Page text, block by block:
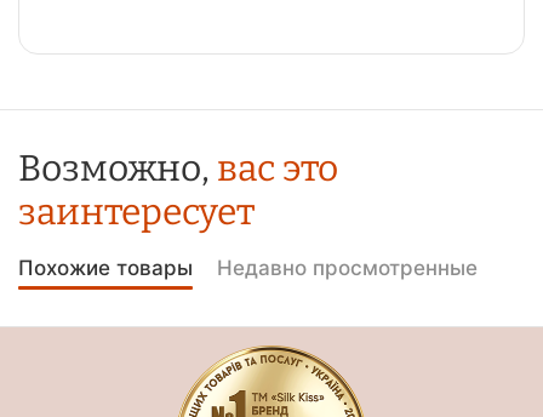
Возможно, вас это
заинтересует
Похожие товары Недавно просмотренные